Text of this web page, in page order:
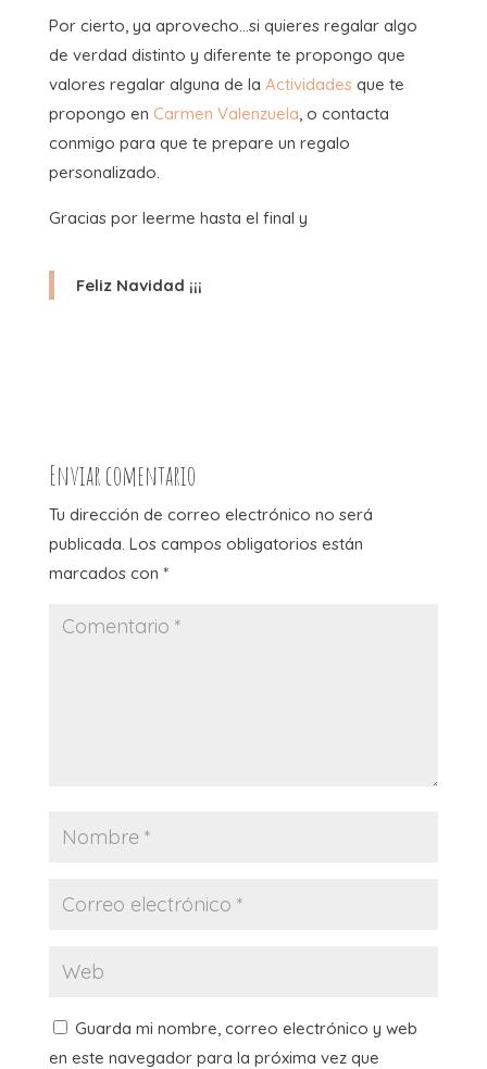
Por cierto, ya aprovecho…si quieres regalar algo
de verdad distinto y diferente te propongo que
valores regalar alguna de la Actividades que te
propongo en Carmen Valenzuela, o contacta
conmigo para que te prepare un regalo
personalizado.
Gracias por leerme hasta el final y
Feliz Navidad ¡¡¡
Enviar comentario
Tu dirección de correo electrónico no será
publicada. Los campos obligatorios están
marcados con *
Guarda mi nombre, correo electrónico y web
en este navegador para la próxima vez que